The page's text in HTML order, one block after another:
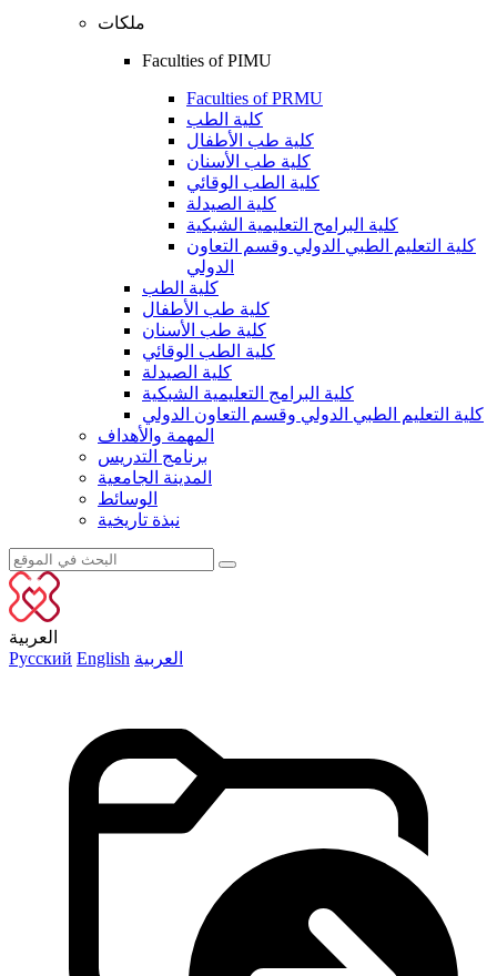
ملكات
Faculties of PIMU
Faculties of PRMU
كلية الطب
كلية طب الأطفال
كلية طب الأسنان
كلية الطب الوقائي
كلية الصيدلة
كلية البرامج التعليمية الشبكية
كلية التعليم الطبي الدولي وقسم التعاون
الدولي
كلية الطب
كلية طب الأطفال
كلية طب الأسنان
كلية الطب الوقائي
كلية الصيدلة
كلية البرامج التعليمية الشبكية
كلية التعليم الطبي الدولي وقسم التعاون الدولي
المهمة والأهداف
برنامج التدريس
المدينة الجامعية
الوسائط
نبذة تاريخية
العربية
Русский English العربية